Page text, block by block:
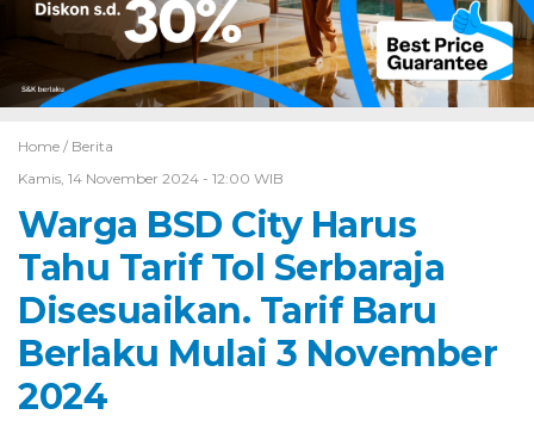
Home / Berita
Kamis, 14 November 2024 - 12:00 WIB
Warga BSD City Harus
Tahu Tarif Tol Serbaraja
Disesuaikan. Tarif Baru
Berlaku Mulai 3 November
2024